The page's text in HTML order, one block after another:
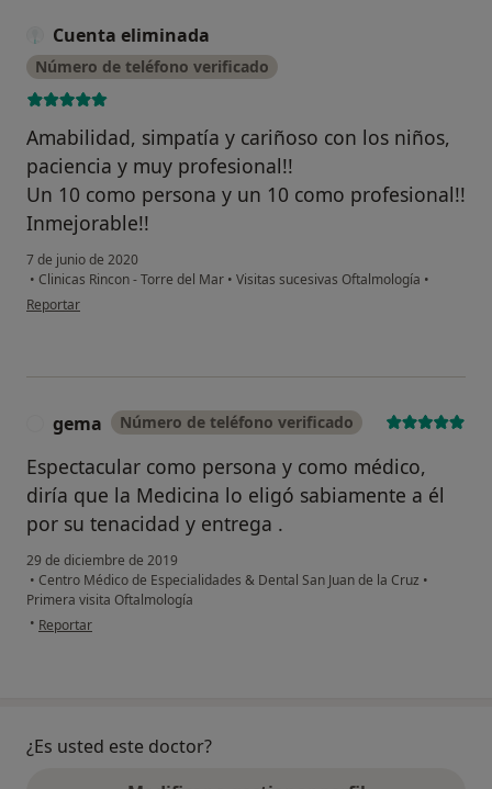
Cuenta eliminada
Número de teléfono verificado
Amabilidad, simpatía y cariñoso con los niños,
paciencia y muy profesional!!
Un 10 como persona y un 10 como profesional!!
Inmejorable!!
7 de junio de 2020
• Clinicas Rincon - Torre del Mar • Visitas sucesivas Oftalmología •
en opinión del usuario Cuenta eliminada
Reportar
gema Número de teléfono verificado
Espectacular como persona y como médico,
diría que la Medicina lo eligó sabiamente a él
por su tenacidad y entrega .
29 de diciembre de 2019
• Centro Médico de Especialidades & Dental San Juan de la Cruz •
Primera visita Oftalmología
• en opinión del usuario gema
Reportar
¿Es usted este doctor?